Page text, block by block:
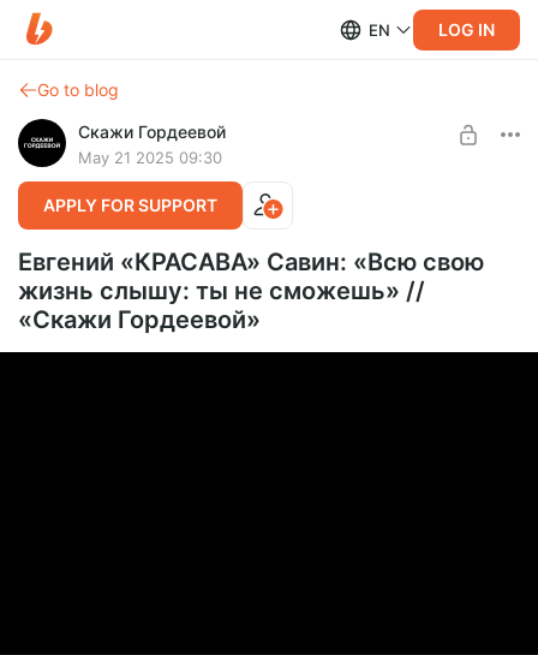
EN LOG IN
Go to blog
Скажи Гордеевой
May 21 2025 09:30
APPLY FOR SUPPORT
Евгений «КРАСАВА» Савин: «Всю свою
жизнь слышу: ты не сможешь» //
«Скажи Гордеевой»